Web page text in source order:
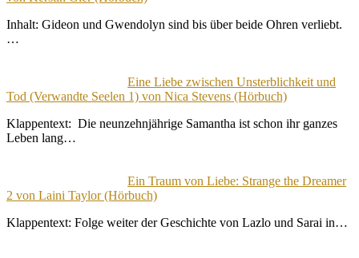
Inhalt: Gideon und Gwendolyn sind bis über beide Ohren verliebt.
…
Eine Liebe zwischen Unsterblichkeit und
Tod (Verwandte Seelen 1) von Nica Stevens (Hörbuch)
Klappentext: Die neunzehnjährige Samantha ist schon ihr ganzes
Leben lang…
Ein Traum von Liebe: Strange the Dreamer
2 von Laini Taylor (Hörbuch)
Klappentext: Folge weiter der Geschichte von Lazlo und Sarai in…